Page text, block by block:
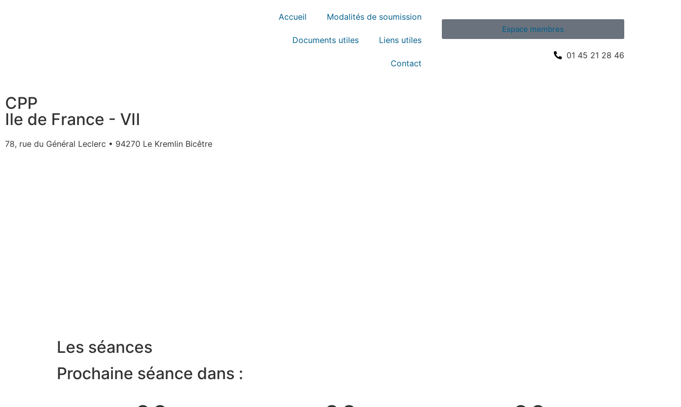
Accueil Modalités de soumission
Documents utiles Liens utiles
Contact
Espace membres
01 45 21 28 46
CPP
Ile de France - VII
78, rue du Général Leclerc • 94270 Le Kremlin Bicêtre
Les séances
Prochaine séance dans :